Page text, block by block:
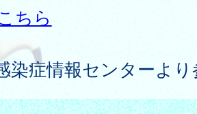
ちら
染症情報センターよ